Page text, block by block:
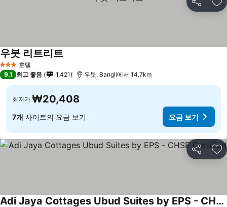
공유 즐
3 성급 호텔
우붓 리트리트
9.1 최고 좋음 1,421 우붓, Bangli에서 14.7km
최저가 ₩20,408
7개 사이트의 요금 보기 요금 보기
공유 즐
Adi Jaya Cottages Ubud Suites by EPS - CHSE Certified